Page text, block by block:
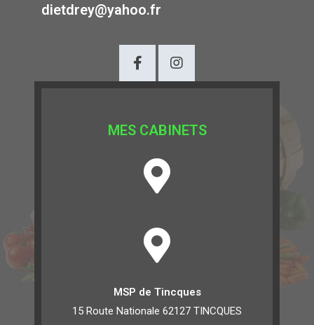
dietdrey@yahoo.fr
MES CABINETS
MSP de Tincques
15 Route Nationale 62127 TINCQUES